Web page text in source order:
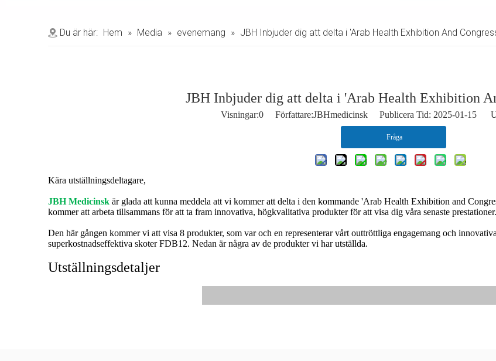
Du är här: Hem » Media » evenemang » JBH Inbjuder dig att delta i 'Arab Health Exhibition And
JBH Inbjuder dig att delta i 'Arab Health Exhibition
Visningar:0Författare:JBHmedicinsk Publicera Tid: 2025-01-15
Fråga
Kära utställningsdeltagare,
JBH Medicinsk är glada att kunna meddela att vi kommer att delta i den kommande 'Arab Health Exhibition and
kommer att arbeta tillsammans för att ta fram innovativa, högkvalitativa produkter för att visa dig våra senaste
Den här gången kommer vi att visa 8 produkter, som var och en representerar vårt outtröttliga engagemang och
superkostnadseffektiva skoter FDB12. Nedan är några av de produkter vi har utställda.
Utställningsdetaljer